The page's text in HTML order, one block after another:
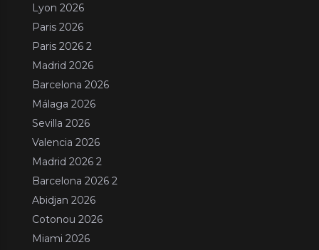
Lyon 2026
Paris 2026
Paris 2026 2
Madrid 2026
Barcelona 2026
Málaga 2026
Sevilla 2026
Valencia 2026
Madrid 2026 2
Barcelona 2026 2
Abidjan 2026
Cotonou 2026
Miami 2026